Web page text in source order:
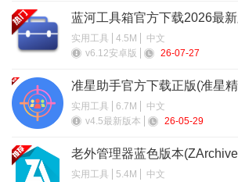
6、点三个点的按钮
蓝河工具箱官方下载2026最新
实用工具 4.5M
中文
v6.12安卓版
26-07-27
准星助手官方下载正版(准星
实用工具 6.7M
中文
v4.5最新版本
26-05-29
老外管理器蓝色版本
实用工具 5.4M
中文